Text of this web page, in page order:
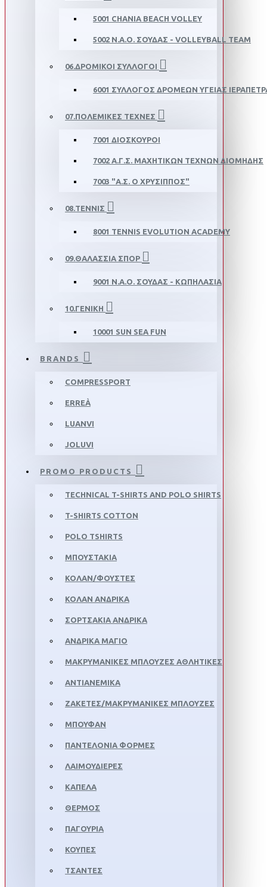
5001 CHANIA BEACH VOLLEY
5002 Ν.Α.Ο. ΣΟΎΔΑΣ - VOLLEYBALL TEAM
06.ΔΡΟΜΙΚΟΊ ΣΎΛΛΟΓΟΙ
6001 ΣΎΛΛΟΓΟΣ ΔΡΟΜΈΩΝ ΥΓΕΊΑΣ
07.ΠΟΛΕΜΙΚΈΣ ΤΈΧΝΕΣ
7001 ΔΙΌΣΚΟΥΡΟΙ
7002 Α.Γ.Σ. ΜΑΧΗΤΙΚΏΝ ΤΕΧΝΏΝ ΔΙΟΜΉΔΗΣ
7003 "Α.Σ. Ο ΧΡΥΣΙΠΠΟΣ"
08.ΤΈΝΝΙΣ
8001 TENNIS EVOLUTION ACADEMY
09.ΘΆΛΆΣΣΙΑ ΣΠΟΡ
9001 Ν.Α.Ο. ΣΟΎΔΑΣ - ΚΩΠΗΛΑΣΊΑ
10.ΓΕΝΙΚΉ
10001 SUN SEA FUN
BRANDS
COMPRESSPORT
ERREÀ
LUANVI
JOLUVI
PROMO PRODUCTS
TECHNICAL T-SHIRTS AND POLO SHIRTS
T-SHIRTS COTTON
POLO TSHIRTS
ΜΠΟΥΣΤΆΚΙΑ
ΚΟΛΆΝ/ΦΟΎΣΤΕΣ
ΚΟΛΆΝ ΑΝΔΡΙΚΆ
ΣΟΡΤΣΆΚΙΑ ΑΝΔΡΙΚΆ
ΑΝΔΡΙΚΆ ΜΑΓΙΌ
ΜΑΚΡΥΜΆΝΙΚΕΣ ΜΠΛΟΎΖΕΣ ΑΘΛΗΤΙΚΈΣ
ΑΝΤΙΑΝΕΜΙΚΆ
ΖΑΚΈΤΕΣ/ΜΑΚΡΥΜΆΝΙΚΕΣ ΜΠΛΟΎΖΕΣ
ΜΠΟΥΦΆΝ
ΠΑΝΤΕΛΌΝΙΑ ΦΌΡΜΕΣ
ΛΑΙΜΟΥΔΙΈΡΕΣ
ΚΑΠΈΛΑ
ΘΕΡΜΌΣ
ΠΑΓΟΎΡΙΑ
ΚΟΎΠΕΣ
ΤΣΆΝΤΕΣ